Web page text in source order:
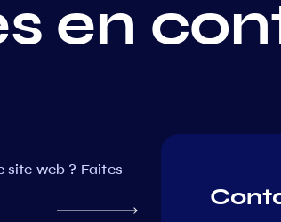
en
site web ? Faites-